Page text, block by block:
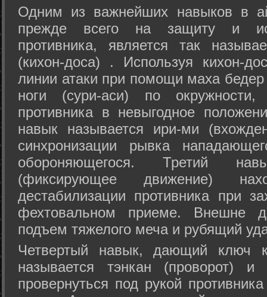
Одним из важнейших навыков в
прежде всего на защиту и
противника, является так
(кихон-доса) . Используя кихон-
линии атаки при помощи маха
ноги (сури-аси) по
противника в невыгодное
навык называется ири-ми
синхронизации рывка
обороняющегося. Третий
(фиксирующее движение)
дестабилизации противника при
фехтовальном приеме. Внешне
подъем тяжелого меча и рубящий
Четвертый навык, дающий ключ
называется тэнкан (проворот)
провернуться под рукой